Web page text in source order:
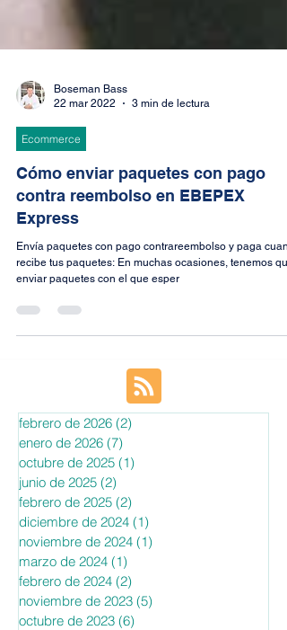
Boseman Bass
22 mar 2022
Ecommerce
Cómo enviar paquetes con pago
Express
Envía paquetes con pago contrareembolso y paga
enviar paquetes con el que esper
febrero de 2026 (2)2 entradas
enero de 2026 (7)
octubre de 2025 (1)
junio de 2025 (2)2 entradas
febrero de 2025 (2)2 entradas
diciembre de 2024
noviembre de 2024
marzo de 2024 (1)1 entrada
febrero de 2024 (2)2 entradas